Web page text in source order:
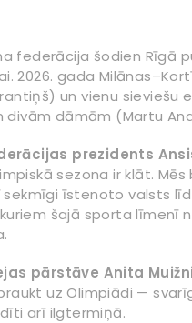
federācija šodien
2026. gada
un vienu
divām dāmām (Martu
prezidents
sezona ir klāt.
īstenoto valsts
šajā sporta
pārstāve Anita
uz Olimpiādi —
arī ilgtermiņā.